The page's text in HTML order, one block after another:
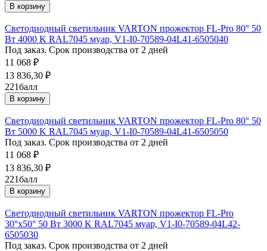
В корзину
Светодиодный светильник VARTON прожектор FL-Pro 80° 50
Вт 4000 K RAL7045 муар, V1-I0-70589-04L41-6505040
Под заказ. Срок производства от 2 дней
11 068 ₽
13 836,30 ₽
221балл
В корзину
Светодиодный светильник VARTON прожектор FL-Pro 80° 50
Вт 5000 K RAL7045 муар, V1-I0-70589-04L41-6505050
Под заказ. Срок производства от 2 дней
11 068 ₽
13 836,30 ₽
221балл
В корзину
Светодиодный светильник VARTON прожектор FL-Pro
30°x50° 50 Вт 3000 K RAL7045 муар, V1-I0-70589-04L42-
6505030
Под заказ. Срок производства от 2 дней